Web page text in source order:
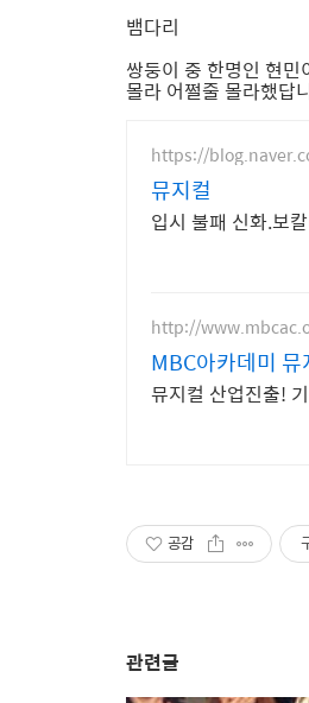
뱀다리
쌍둥이 중 한명인 현
몰라 어쩔줄 몰라했답
https://
뮤지컬
입시 불패 신화.보
http://
MBC아카데미 뮤
뮤지컬 산업진출!
공감
관련글